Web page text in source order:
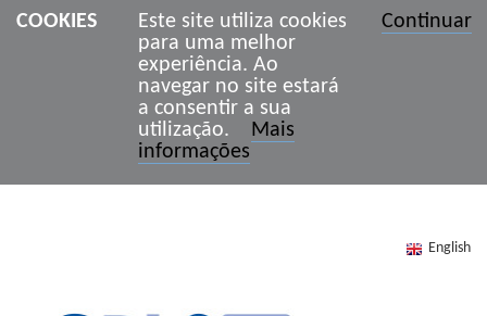
COOKIES
Este site utiliza cookies
para uma melhor
experiência. Ao
navegar no site estará
a consentir a sua
utilização. Mais
informações
Continuar
English